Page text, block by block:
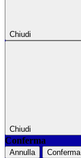
Chiudi
Chiudi
Conferma
Annulla Conferma